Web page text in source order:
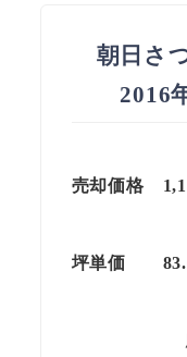
朝日さ
2016
売却価格
坪単価